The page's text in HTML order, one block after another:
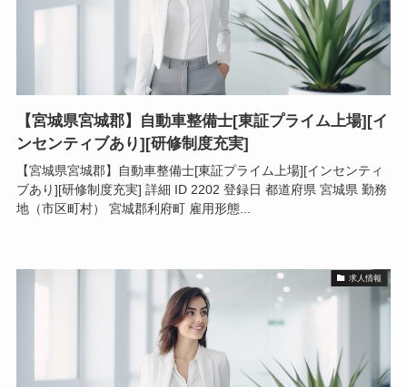
【宮城県宮城郡】自動車整備士[東証プライム上場][イ
ンセンティブあり][研修制度充実]
【宮城県宮城郡】自動車整備士[東証プライム上場][インセンティ
ブあり][研修制度充実] 詳細 ID 2202 登録日 都道府県 宮城県 勤務
地（市区町村） 宮城郡利府町 雇用形態...
求人情報